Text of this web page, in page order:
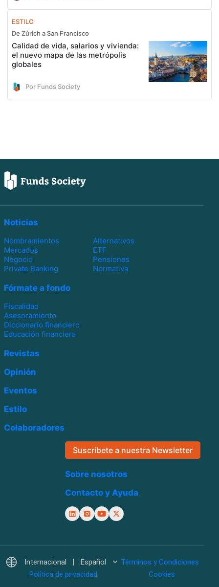
ESTILO
De Zúrich a San Francisco
Calidad de vida, salarios y vivienda:
el nuevo mapa de las metrópolis
globales
Por Funds Society
Noticias
Nombramientos
Alternativos
Mercados
ETF
Negocio
Pensiones
Private Banking
Normativa
Fórmate a fondo
Fiscalidad
Asesoramiento
Diccionario financiero
Educación financiera
Revistas
Opinión
Eventos
Estilo
Colaboradores
Suscríbete a nuestra Newsletter
Sobre nosotros
Contacto y Ayuda
Internacional Español
Términos y Condiciones
Política de privacidad
Cookies